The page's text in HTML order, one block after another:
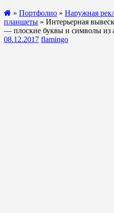
» Портфолио » Наружная
планшеты » Интерьерная
— плоские буквы и символы из
08.12.2017 flamingo